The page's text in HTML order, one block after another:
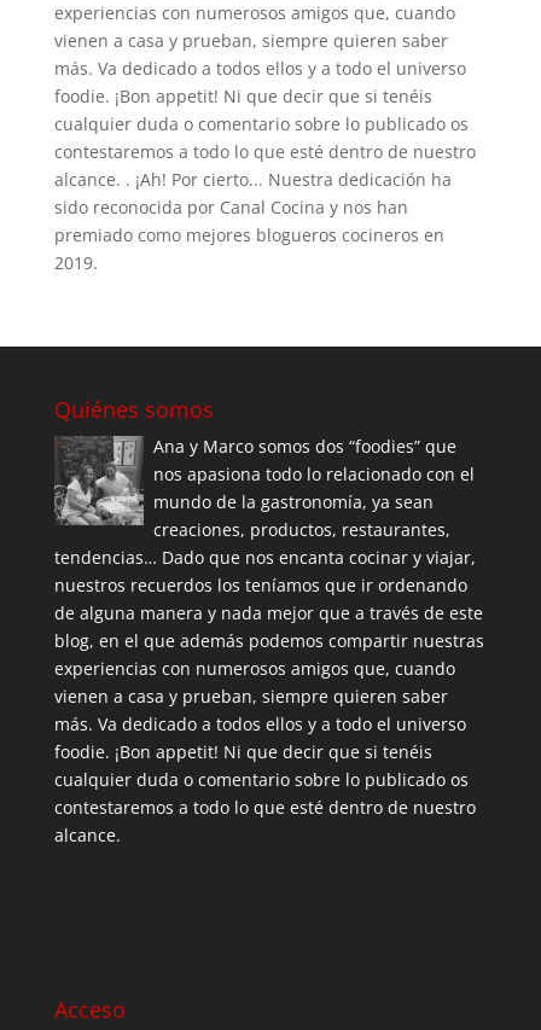
experiencias con numerosos amigos que, cuando
vienen a casa y prueban, siempre quieren saber
más. Va dedicado a todos ellos y a todo el universo
foodie. ¡Bon appetit! Ni que decir que si tenéis
cualquier duda o comentario sobre lo publicado os
contestaremos a todo lo que esté dentro de nuestro
alcance. . ¡Ah! Por cierto... Nuestra dedicación ha
sido reconocida por Canal Cocina y nos han
premiado como mejores blogueros cocineros en
2019.
Quiénes somos
Ana y Marco somos dos “foodies” que
nos apasiona todo lo relacionado con el
mundo de la gastronomía, ya sean
creaciones, productos, restaurantes,
tendencias… Dado que nos encanta cocinar y viajar,
nuestros recuerdos los teníamos que ir ordenando
de alguna manera y nada mejor que a través de este
blog, en el que además podemos compartir nuestras
experiencias con numerosos amigos que, cuando
vienen a casa y prueban, siempre quieren saber
más. Va dedicado a todos ellos y a todo el universo
foodie. ¡Bon appetit! Ni que decir que si tenéis
cualquier duda o comentario sobre lo publicado os
contestaremos a todo lo que esté dentro de nuestro
alcance.
Acceso